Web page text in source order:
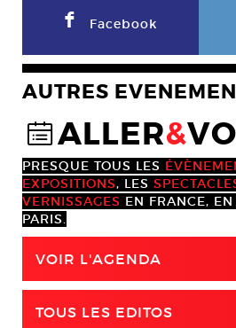
F Facebook
AUTRES
@ALLER&
PRESQUE TOUS LES
EXPOSITIONS, LES
VERNISSAGES EN FRANCE,
PARIS.
VOIR L'AGENDA
TOUS LES EDITOS